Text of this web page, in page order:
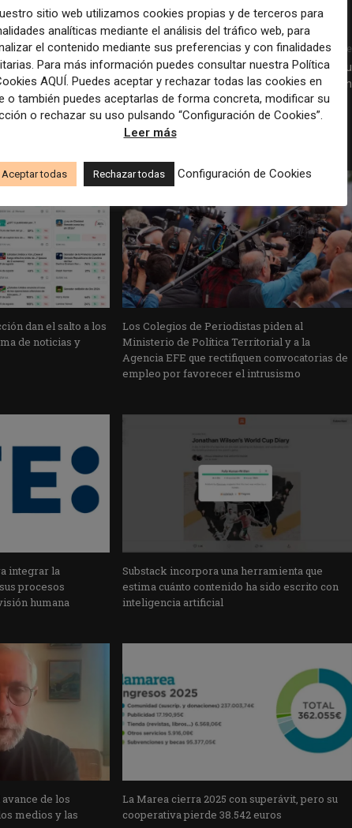
Artículo siguiente
Vocento lanza una campaña de comunicación para destacar su
diversificación
dan el salto a los
de noticias y
Los Colegios de Periodistas piden al
Ministerio de Política Territorial y a la
Agencia EFE que rectifiquen convocatorias de
empleo por favorecer el intrusismo
integrar la
procesos
humana
Substack incorpora una herramienta que
estima cuánto contenido ha sido escrito con
inteligencia artificial
de los
medios y las
La Marea cierra 2025 con superávit, pero su
cooperativa pierde 38.542 euros
sitio web utilizamos cookies propias y de terceros para
analíticas mediante el análisis del tráfico web, para
el contenido mediante sus preferencias y con finalidades
Para más información puedes consultar nuestra Política
AQUÍ. Puedes aceptar y rechazar todas las cookies en
o también puedes aceptarlas de forma concreta, modificar su
o rechazar su uso pulsando “Configuración de Cookies”.
Leer más
Aceptar todas Rechazar todas Configuración de Cookies